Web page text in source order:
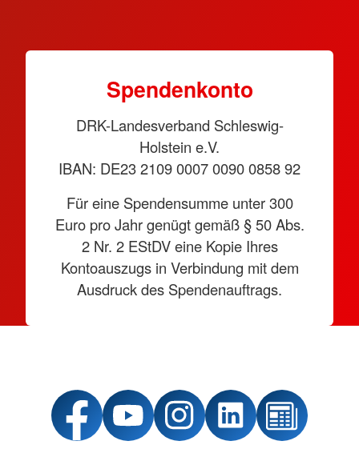
Spendenkonto
DRK-Landesverband Schleswig-
Holstein e.V.
IBAN: DE23 2109 0007 0090 0858 92
Für eine Spendensumme unter 300
Euro pro Jahr genügt gemäß § 50 Abs.
2 Nr. 2 EStDV eine Kopie Ihres
Kontoauszugs in Verbindung mit dem
Ausdruck des Spendenauftrags.